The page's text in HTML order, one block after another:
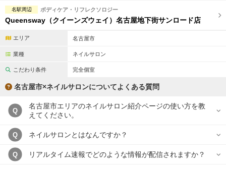
名駅周辺 ボディケア・リフレクソロジー
Queensway（クイーンズウェイ）名古屋地下街サンロード店
エリア 名古屋市
業種 ネイルサロン
こだわり条件 完全個室
名古屋市×ネイルサロンについてよくある質問
Q
名古屋市エリアのネイルサロン紹介ページの使い方を教
えてください。
Q ネイルサロンとはなんですか？
Q リアルタイム速報でどのような情報が配信されますか？